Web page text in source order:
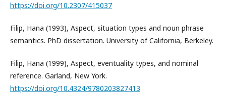
https://doi.org/10.2307/415037
Filip, Hana (1993), Aspect, situation types and noun phrase
semantics. PhD dissertation. University of California, Berkeley.
Filip, Hana (1999), Aspect, eventuality types, and nominal
reference. Garland, New York.
https://doi.org/10.4324/9780203827413